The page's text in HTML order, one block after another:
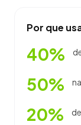
Por que
40%
50%
20%